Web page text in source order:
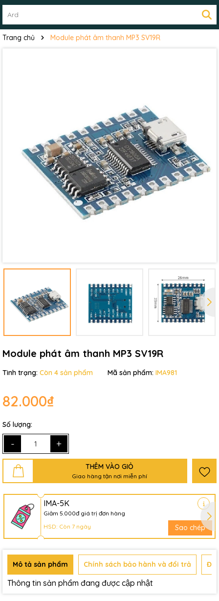
Trang chủ Module phát âm thanh MP3 SV19R
Module phát âm thanh MP3 SV19R
Tình trạng: Còn 4 sản phẩm Mã sản phẩm: IMA981
82.000₫
Số lượng:
- +
THÊM VÀO GIỎ
Giao hàng tận nơi miễn phí
IMA-5K
Giảm 5.000đ giá trị đơn hàng
HSD: Còn 7 ngày
Sao chép
Mã giảm giá:
Ngày hết hạn:
Mô tả sản phẩm Chính sách bảo hành và đổi trả
Thông tin sản phẩm đang được cập nhật